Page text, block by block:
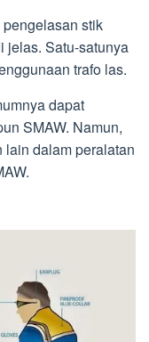
stik
jelas. Satu-satunya
trafo las.
dapat
SMAW. Namun,
dalam peralatan